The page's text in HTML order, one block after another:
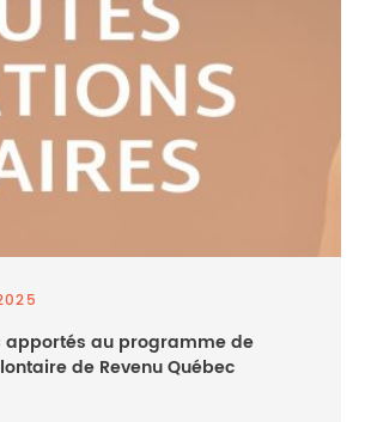
apportés au programme de
de Revenu Québec